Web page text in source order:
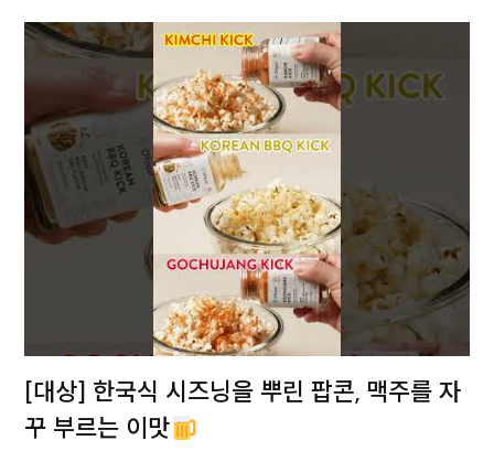
[대상] 한국식 시즈닝을 뿌린 팝콘, 맥주를 자
꾸 부르는 이맛